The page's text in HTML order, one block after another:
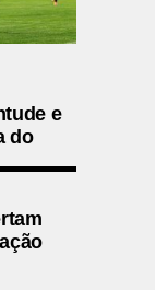
e
do